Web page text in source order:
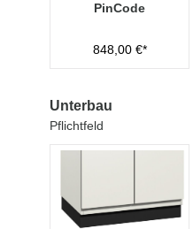
PinCode
848,00 €*
Unterbau
Pflichtfeld